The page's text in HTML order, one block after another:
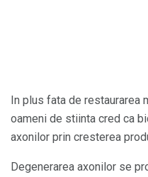
In plus fata de restaurarea
oameni de stiinta cred ca
axonilor prin cresterea
Degenerarea axonilor se